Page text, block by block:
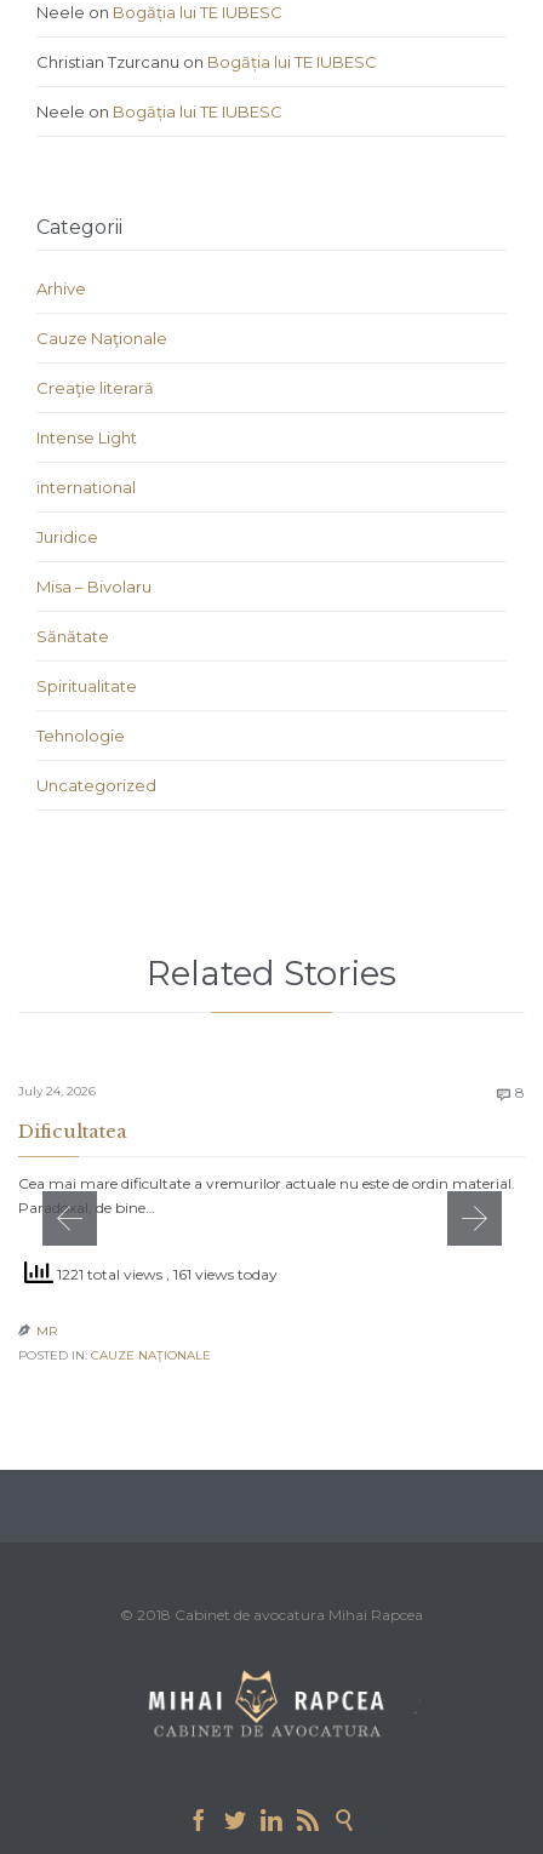
Neele on Bogăția lui TE IUBESC
Christian Tzurcanu on Bogăția lui TE IUBESC
Neele on Bogăția lui TE IUBESC
Categorii
Arhive
Cauze Naţionale
Creaţie literară
Intense Light
international
Juridice
Misa – Bivolaru
Sănătate
Spiritualitate
Tehnologie
Uncategorized
Related Stories
July 24, 2026  8
Dificultatea
Cea mai mare dificultate a vremurilor actuale nu este de ordin material.
Paradoxal, de bine…
1221 total views , 161 views today
 MR
POSTED IN: CAUZE NAŢIONALE
© 2018 Cabinet de avocatura Mihai Rapcea
    